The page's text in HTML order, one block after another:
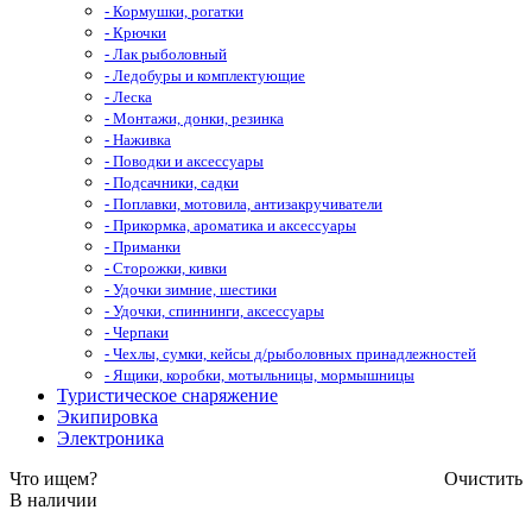
- Кормушки, рогатки
- Крючки
- Лак рыболовный
- Ледобуры и комплектующие
- Леска
- Монтажи, донки, резинка
- Наживка
- Поводки и аксессуары
- Подсачники, садки
- Поплавки, мотовила, антизакручиватели
- Прикормка, ароматика и аксессуары
- Приманки
- Сторожки, кивки
- Удочки зимние, шестики
- Удочки, спиннинги, аксессуары
- Черпаки
- Чехлы, сумки, кейсы д/рыболовных принадлежностей
- Ящики, коробки, мотыльницы, мормышницы
Туристическое снаряжение
Экипировка
Электроника
Что ищем?
Очистить
В наличии